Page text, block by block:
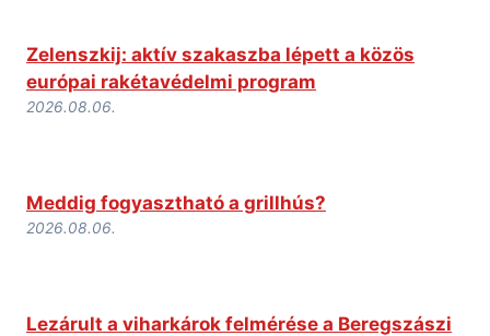
Zelenszkij: aktív szakaszba lépett a közös
európai rakétavédelmi program
2026.08.06.
Meddig fogyasztható a grillhús?
2026.08.06.
Lezárult a viharkárok felmérése a Beregszászi